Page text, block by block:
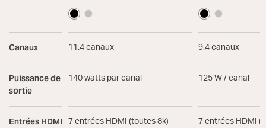
Canaux
Puissance de
sortie
Entrées HDMI
11.4 canaux
140 watts par canal
7 entrées HDMI (toutes 8k)
9.4 canaux
125 W / canal
7 entrées HDMI